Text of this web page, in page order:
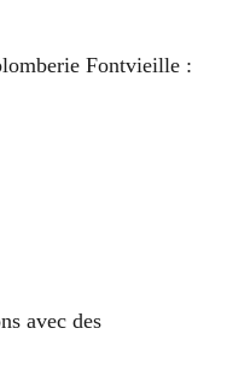
Fontvieille :
avec des